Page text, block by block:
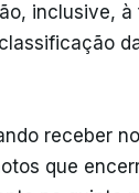
inclusive, à
receber
que